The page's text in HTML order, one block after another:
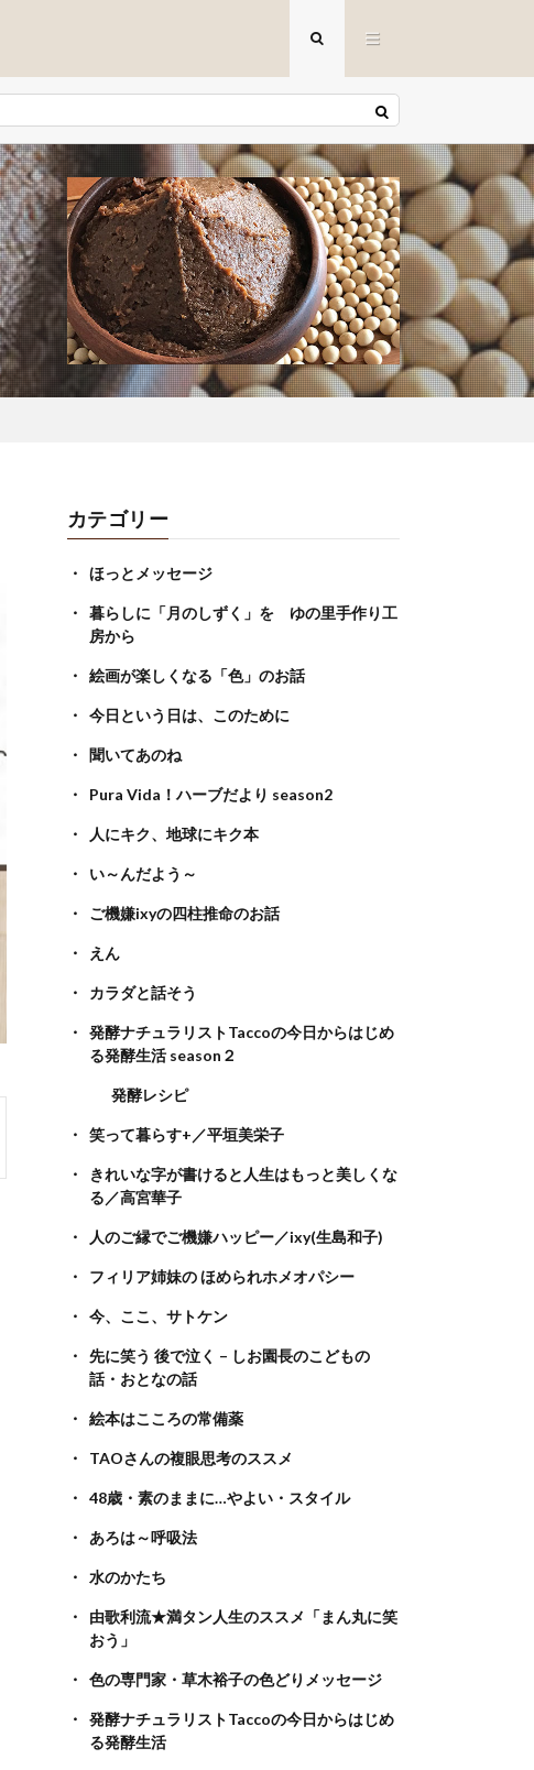
カテゴリー
ほっとメッセージ
暮らしに「月のしずく」を ゆの里手作り工
房から
絵画が楽しくなる「色」のお話
今日という日は、このために
聞いてあのね
Pura Vida！ハーブだより season2
人にキク、地球にキク本
い～んだよう～
ご機嫌ixyの四柱推命のお話
えん
カラダと話そう
発酵ナチュラリストTaccoの今日からはじめ
る発酵生活 season２
発酵レシピ
笑って暮らす+／平垣美栄子
きれいな字が書けると人生はもっと美しくな
る／高宮華子
人のご縁でご機嫌ハッピー／ixy(生島和子)
フィリア姉妹の ほめられホメオパシー
今、ここ、サトケン
先に笑う 後で泣く – しお園長のこどもの
話・おとなの話
絵本はこころの常備薬
TAOさんの複眼思考のススメ
48歳・素のままに…やよい・スタイル
あろは～呼吸法
水のかたち
由歌利流★満タン人生のススメ「まん丸に笑
おう」
色の専門家・草木裕子の色どりメッセージ
発酵ナチュラリストTaccoの今日からはじめ
る発酵生活